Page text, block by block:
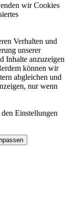
wir Cookies
Verhalten und
unserer
Inhalte anzuzeigen
können wir
abgleichen und
nur wenn
Einstellungen